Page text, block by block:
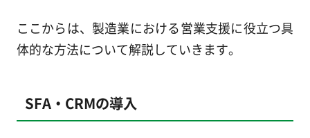
ここからは、製造業における営業支援に役立つ具
体的な方法について解説していきます。
SFA・CRMの導入